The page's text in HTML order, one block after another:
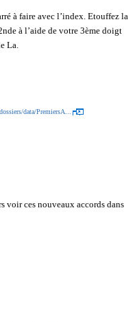
à faire avec l’index. Etouffez la
à l’aide de votre 3ème doigt
La.
data/PremiersA...
voir ces nouveaux accords dans